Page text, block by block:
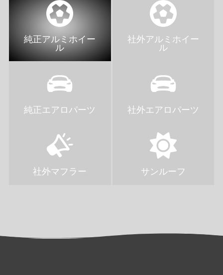
純正アルミホイー
ル
社外アルミホイー
ル
純正エアロパーツ 社外エアロパーツ
社外マフラー サンルーフ